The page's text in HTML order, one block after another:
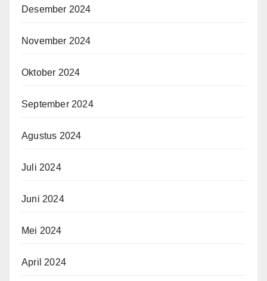
Desember 2024
November 2024
Oktober 2024
September 2024
Agustus 2024
Juli 2024
Juni 2024
Mei 2024
April 2024